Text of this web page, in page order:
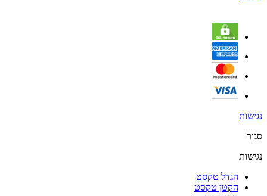
נגישות
סגור
נגישות
הגדל טקסט
הקטן טקסט